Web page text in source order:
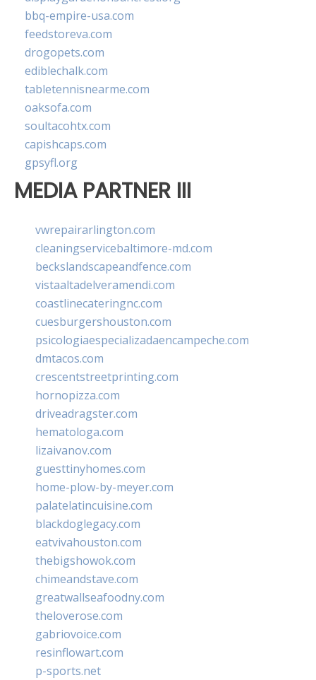
bbq-empire-usa.com
feedstoreva.com
drogopets.com
ediblechalk.com
tabletennisnearme.com
oaksofa.com
soultacohtx.com
capishcaps.com
gpsyfl.org
MEDIA PARTNER III
vwrepairarlington.com
cleaningservicebaltimore-md.com
beckslandscapeandfence.com
vistaaltadelveramendi.com
coastlinecateringnc.com
cuesburgershouston.com
psicologiaespecializadaencampeche.com
dmtacos.com
crescentstreetprinting.com
hornopizza.com
driveadragster.com
hematologa.com
lizaivanov.com
guesttinyhomes.com
home-plow-by-meyer.com
palatelatincuisine.com
blackdoglegacy.com
eatvivahouston.com
thebigshowok.com
chimeandstave.com
greatwallseafoodny.com
theloverose.com
gabriovoice.com
resinflowart.com
p-sports.net